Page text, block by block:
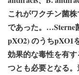
これがワクチン菌
であった。…Sterne
pXO2) のうちpXO1
効果的な毒性を有
つとも必要となる